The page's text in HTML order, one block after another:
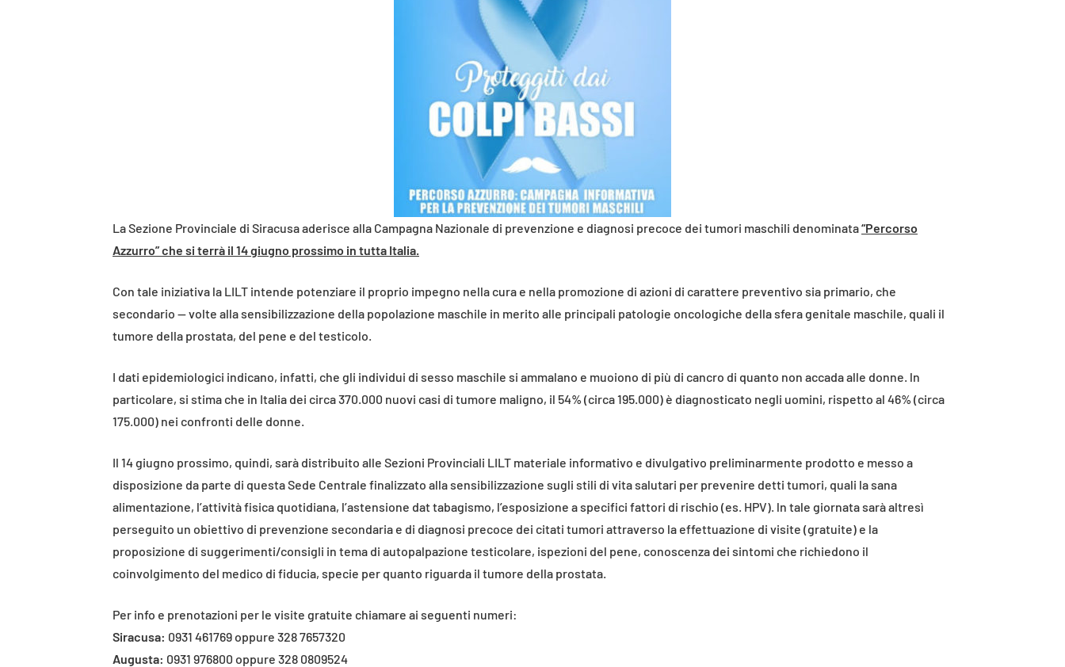
La Sezione Provinciale di Siracusa aderisce alla Campagna Nazionale di prevenzione e diagnosi precoce dei tumori maschili denominata“Percorso
Azzurro” che si terrà il 14 giugno prossimo in tutta Italia.
Con tale iniziativa la LILT intende potenziare il proprio impegno nella cura e nella promozione di azioni di carattere preventivo sia primario, che
secondario — volte alla sensibilizzazione della popolazione maschile in merito alle principali patologie oncologiche della sfera genitale maschile, quali il
tumore della prostata, del pene e del testicolo.
I dati epidemiologici indicano, infatti, che gli individui di sesso maschile si ammalano e muoiono di più di cancro di quanto non accada alle donne. ln
particolare, si stima che in Italia dei circa 370.000 nuovi casi di tumore maligno, il 54% (circa 195.000) è diagnosticato negli uomini, rispetto al 46% (circa
175.000) nei confronti delle donne.
Il 14 giugno prossimo, quindi, sarà distribuito alle Sezioni Provinciali LILT materiale informativo e divulgativo preliminarmente prodotto e messo a
disposizione da parte di questa Sede Centrale finalizzato alla sensibilizzazione sugli stili di vita salutari per prevenire detti tumori, quali la sana
alimentazione, l’attività fisica quotidiana, l’astensione dat tabagismo, l’esposizione a specifici fattori di rischio (es. HPV). ln tale giornata sarà altresì
perseguito un obiettivo di prevenzione secondaria e di diagnosi precoce dei citati tumori attraverso la effettuazione di visite (gratuite) e la
proposizione di suggerimenti/consigli in tema di autopalpazione testicolare, ispezioni del pene, conoscenza dei sintomi che richiedono il
coinvolgimento del medico di fiducia, specie per quanto riguarda il tumore della prostata.
Per info e prenotazioni per le visite gratuite chiamare ai seguenti numeri:
Siracusa: 0931 461769 oppure 328 7657320
Augusta: 0931 976800 oppure 328 0809524